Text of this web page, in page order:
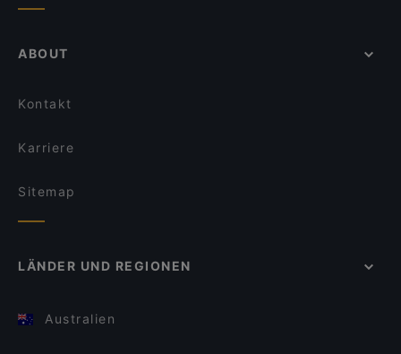
ABOUT
Kontakt
Karriere
Sitemap
LÄNDER UND REGIONEN
Australien